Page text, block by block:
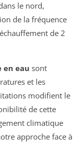
le nord,
de la fréquence
de 2
en eau sont
et les
modifient le
de cette
climatique
approche face à